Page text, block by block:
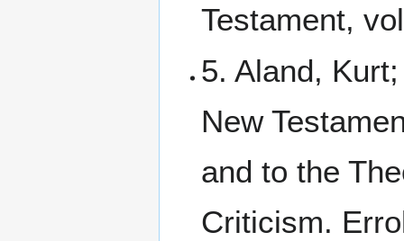
Testament,
5. Aland,
New
and to the
Criticism.